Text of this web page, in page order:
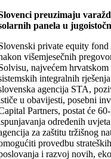
preuzimaju
panela u
private equity fond
višemjesečnih
najvećem
integralnih
agencija STA,
u obavijesti, posebni
Partners, postat će
određenih
za zaštitu tržišnog
provedbu
i razvoj novih,